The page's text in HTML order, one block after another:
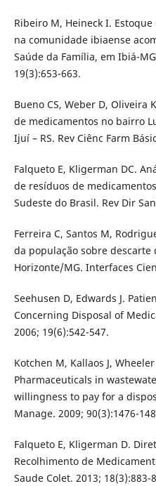
Ribeiro M, Heineck I.
na comunidade ibiaense
Saúde da Família, em Ibiá-
19(3):653-663.
Bueno CS, Weber D, Oliveira
de medicamentos no bairro
Ijuí – RS. Rev Ciênc Farm
Falqueto E, Kligerman DC.
de resíduos de
Sudeste do Brasil. Rev Dir
Ferreira C, Santos M,
da população sobre descarte
Horizonte/MG. Interfaces
Seehusen D, Edwards J.
Concerning Disposal of
2006; 19(6):542-547.
Kotchen M, Kallaos J,
Pharmaceuticals in
willingness to pay for a
Manage. 2009; 90(3):1476-
Falqueto E, Kligerman D.
Recolhimento de
Saude Colet. 2013; 18(3):883-